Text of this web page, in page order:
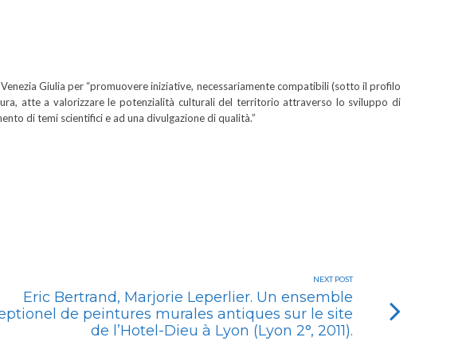
Giulia per “promuovere iniziative, necessariamente compatibili (sotto il profilo
atte a valorizzare le potenzialità culturali del territorio attraverso lo sviluppo di
di temi scientifici e ad una divulgazione di qualità.”
NEXT POST
Eric Bertrand, Marjorie Leperlier. Un ensemble
de peintures murales antiques sur le site
de l’Hotel-Dieu à Lyon (Lyon 2°, 2011).